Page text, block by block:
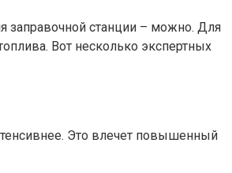
заправочной станции – можно. Для
Вот несколько экспертных
Это влечет повышенный